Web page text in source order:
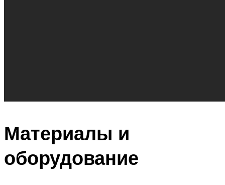
Материалы и
оборудование